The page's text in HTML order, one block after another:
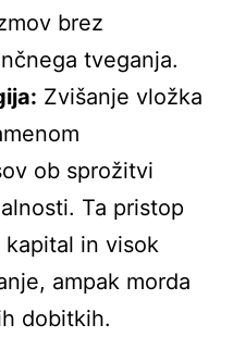
brez
tveganja.
Zvišanje vložka
ob sprožitvi
Ta pristop
in visok
ampak morda
dobitkih.